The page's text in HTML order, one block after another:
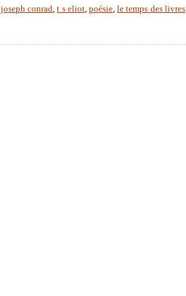
joseph conrad,t s eliot,poésie,le temps des livres